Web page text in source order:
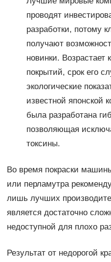
проводят
разработки, потому
получают
новинки. Возрастает
покрытий, срок его
экологические
известной японской
была разработана
позволяющая
токсины.
Во время покраски
или перламутра
лишь лучших
является достаточно
недоступной для плохо
Результат от недорогой